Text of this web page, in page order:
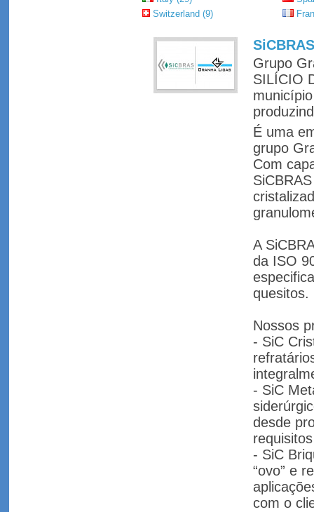
Switzerland (9)
Grupo
SILÍCIO
É uma
grupo
Com
A
da ISO
quesitos.
Nossos
- SiC
- SiC
desde
- SiC
“ovo” e
com o